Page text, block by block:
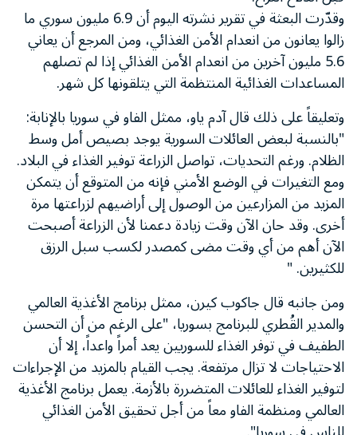
وقدّرت البعثة في تقرير نشرته اليوم أن 6.9 مليون سوري ما
زالوا يعانون من انعدام الأمن الغذائي، ومن المرجع أن يعاني
5.6 مليون آخرين من انعدام الأمن الغذائي إذا لم تصلهم
المساعدات الغذائية المنتظمة التي يتلقونها كل شهر.
وتعليقاً على ذلك قال آدم ياو، ممثل الفاو في سوريا بالإنابة:
"بالنسبة لبعض العائلات السورية يوجد بصيص أمل وسط
الظلام. ورغم التحديات، تواصل الزراعة توفير الغذاء في البلاد.
ومع التغيرات في الوضع الأمني فإنه من المتوقع أن يتمكن
المزيد من المزارعين من الوصول إلى أراضيهم لزراعتها مرة
أخرى. وقد حان الآن وقت زيادة دعمنا لأن الزراعة أصبحت
الآن أهم من أي وقت مضى كمصدر لكسب سبل الرزق
للكثيرين. "
ومن جانبه قال جاكوب كيرن، ممثل برنامج الأغذية العالمي
والمدير القُطري للبرنامج بسوريا، "على الرغم من أن التحسن
الطفيف في توفر الغذاء للسوريين يعد أمراً واعداً، إلا أن
الاحتياجات لا تزال مرتفعة. يجب القيام بالمزيد من الإجراءات
لتوفير الغذاء للعائلات المتضررة بالأزمة. يعمل برنامج الأغذية
العالمي ومنظمة الفاو معاً من أجل تحقيق الأمن الغذائي